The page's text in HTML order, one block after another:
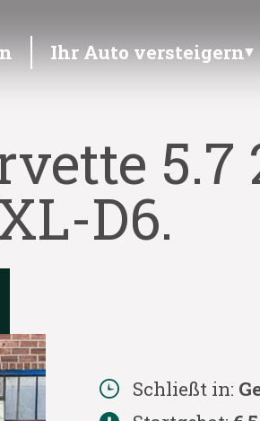
Ihr Auto versteigern
5.7
D6.
Schließt in: